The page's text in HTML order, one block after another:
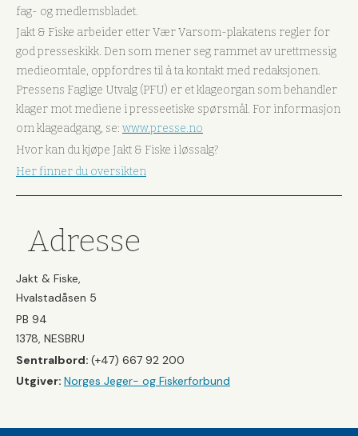
fag- og medlemsbladet.
Jakt & Fiske arbeider etter Vær Varsom-plakatens regler for
god presseskikk. Den som mener seg rammet av urettmessig
medieomtale, oppfordres til å ta kontakt med redaksjonen.
Pressens Faglige Utvalg (PFU) er et klageorgan som behandler
klager mot mediene i presseetiske spørsmål. For informasjon
om klageadgang, se: www.presse.no
Hvor kan du kjøpe Jakt & Fiske i løssalg?
Her finner du oversikten
Adresse
Jakt & Fiske,
Hvalstadåsen 5
PB 94
1378, NESBRU
Sentralbord: (+47) 667 92 200
Utgiver: Norges Jeger- og Fiskerforbund